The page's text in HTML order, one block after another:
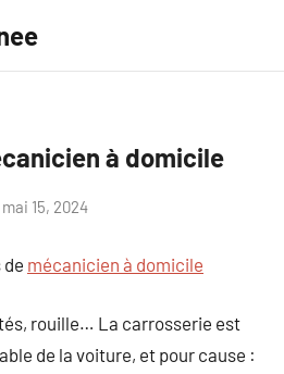
à domicile
mai 15, 2024
de mécanicien à domicile
rouille… La carrosserie est
de la voiture, et pour cause :